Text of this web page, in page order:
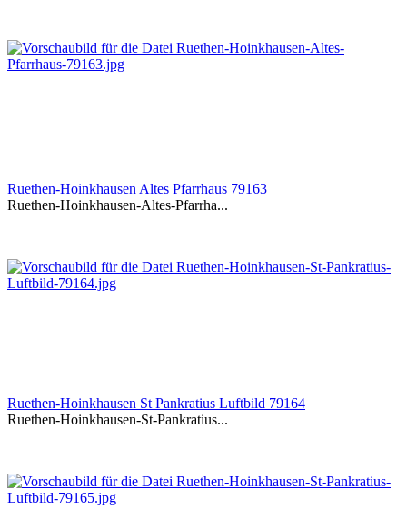
Ruethen-Hoinkhausen Altes Pfarrhaus 79163
Ruethen-Hoinkhausen-Altes-Pfarrha...
Ruethen-Hoinkhausen St Pankratius Luftbild 79164
Ruethen-Hoinkhausen-St-Pankratius...